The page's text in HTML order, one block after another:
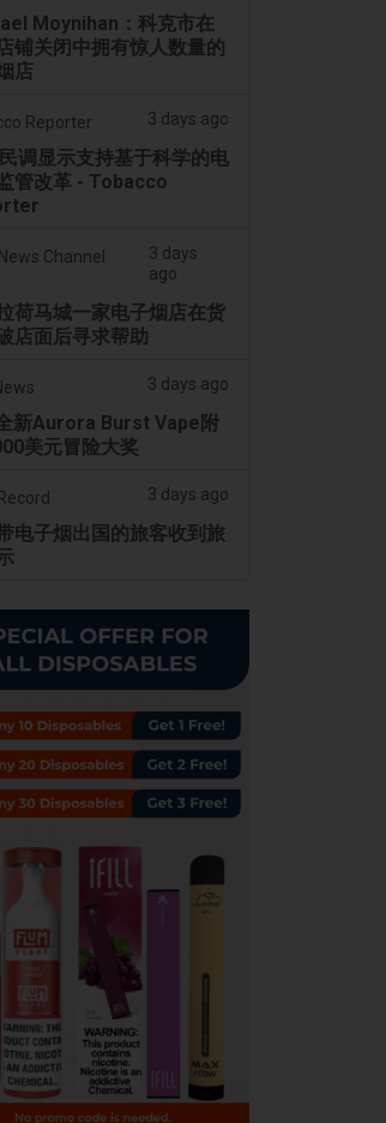
Moynihan：科克市在
铺关闭中拥有惊人数量的
店
Reporter 3 days ago
调显示支持基于科学的电
管改革 - Tobacco
Channel
3 days
ago
荷马城一家电子烟店在货
店面后寻求帮助
3 days ago
新Aurora Burst Vape附
美元冒险大奖
3 days ago
电子烟出国的旅客收到旅